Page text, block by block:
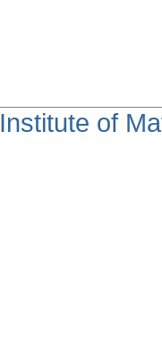
Institute of